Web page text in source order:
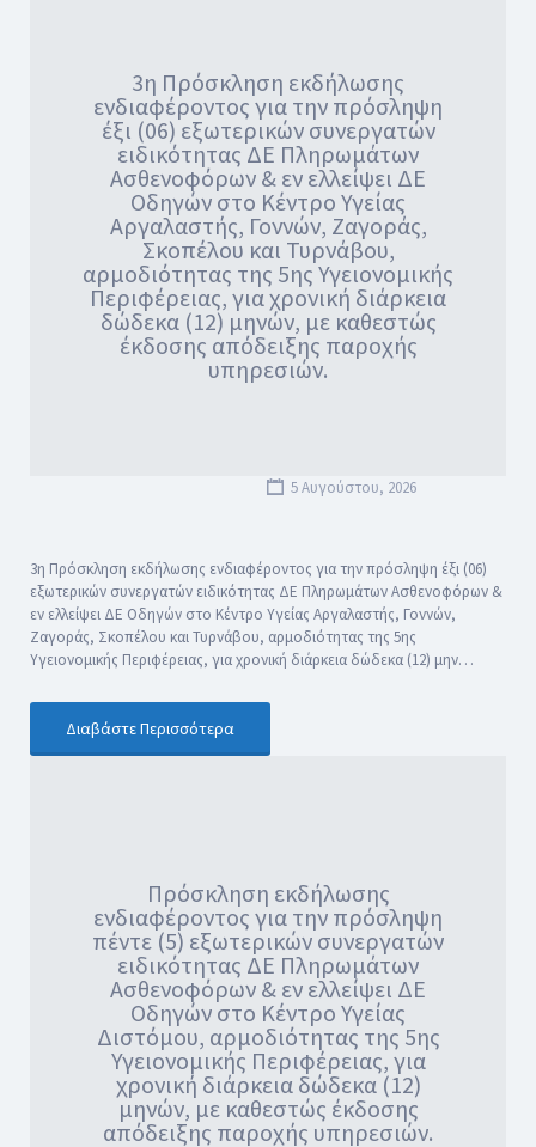
3η Πρόσκληση εκδήλωσης
ενδιαφέροντος για την πρόσληψη
έξι (06) εξωτερικών συνεργατών
ειδικότητας ΔΕ Πληρωμάτων
Ασθενοφόρων & εν ελλείψει ΔΕ
Οδηγών στο Κέντρο Υγείας
Αργαλαστής, Γοννών, Ζαγοράς,
Σκοπέλου και Τυρνάβου,
αρμοδιότητας της 5ης Υγειονομικής
Περιφέρειας, για χρονική διάρκεια
δώδεκα (12) μηνών, με καθεστώς
έκδοσης απόδειξης παροχής
υπηρεσιών.
5 Αυγούστου, 2026
3η Πρόσκληση εκδήλωσης ενδιαφέροντος για την πρόσληψη έξι (06)
εξωτερικών συνεργατών ειδικότητας ΔΕ Πληρωμάτων Ασθενοφόρων &
εν ελλείψει ΔΕ Οδηγών στο Κέντρο Υγείας Αργαλαστής, Γοννών,
Ζαγοράς, Σκοπέλου και Τυρνάβου, αρμοδιότητας της 5ης
Υγειονομικής Περιφέρειας, για χρονική διάρκεια δώδεκα (12) μην…
Διαβάστε Περισσότερα
Πρόσκληση εκδήλωσης
ενδιαφέροντος για την πρόσληψη
πέντε (5) εξωτερικών συνεργατών
ειδικότητας ΔΕ Πληρωμάτων
Ασθενοφόρων & εν ελλείψει ΔΕ
Οδηγών στο Κέντρο Υγείας
Διστόμου, αρμοδιότητας της 5ης
Υγειονομικής Περιφέρειας, για
χρονική διάρκεια δώδεκα (12)
μηνών, με καθεστώς έκδοσης
απόδειξης παροχής υπηρεσιών.